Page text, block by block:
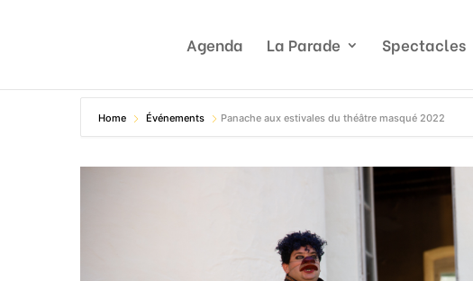
Agenda La Parade Spectacles
Home Événements Panache aux estivales du théâtre masqué 2022